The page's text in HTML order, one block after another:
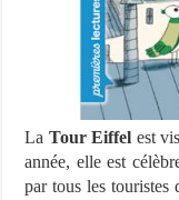
La Tour Eiffel est
année, elle est
par tous les